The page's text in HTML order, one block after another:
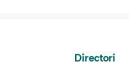
Directori